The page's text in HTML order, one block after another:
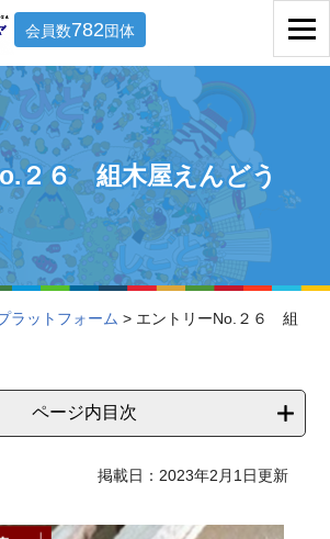
会員数782団体
２６ 組木屋えんどう
ラットフォーム > エントリーNo.２６ 組
ページ内目次
掲載日：2023年2月1日更新